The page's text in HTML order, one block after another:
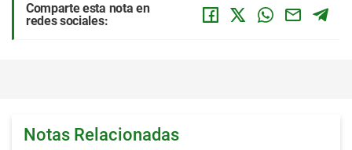
Comparte esta nota en
redes sociales:
Notas Relacionadas